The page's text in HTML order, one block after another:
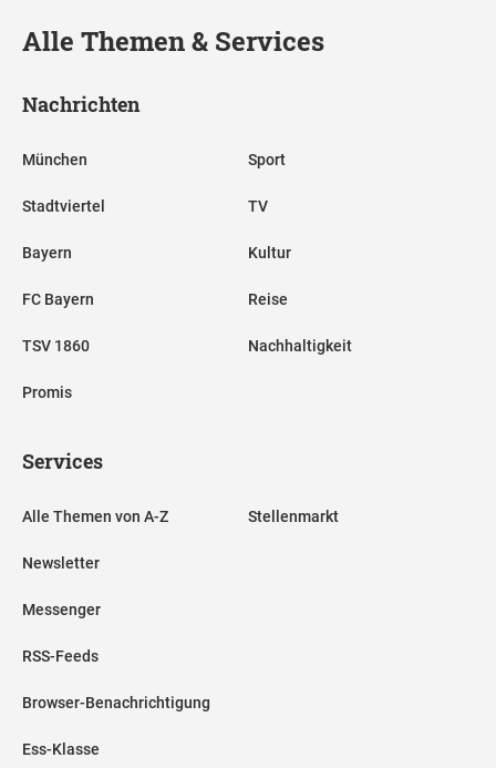
Alle Themen & Services
Nachrichten
München
Stadtviertel
Bayern
FC Bayern
TSV 1860
Promis
Sport
TV
Kultur
Reise
Nachhaltigkeit
Services
Alle Themen von A-Z
Newsletter
Messenger
RSS-Feeds
Browser-Benachrichtigung
Ess-Klasse
Stellenmarkt